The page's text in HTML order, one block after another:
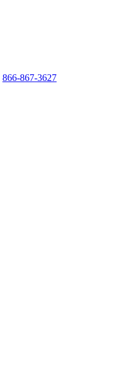
866-867-3627